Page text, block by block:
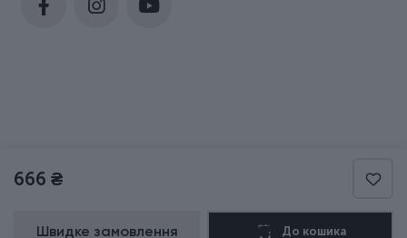
666 ₴
Швидке замовлення До кошика